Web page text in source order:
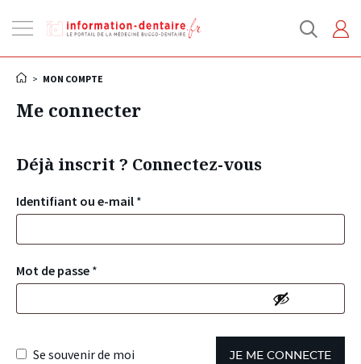
la
> MON COMPTE
Me connecter
Déjà inscrit ? Connectez-vous
Identifiant ou e-mail *
Mot de passe *
Se souvenir de moi JE ME CONNECTE